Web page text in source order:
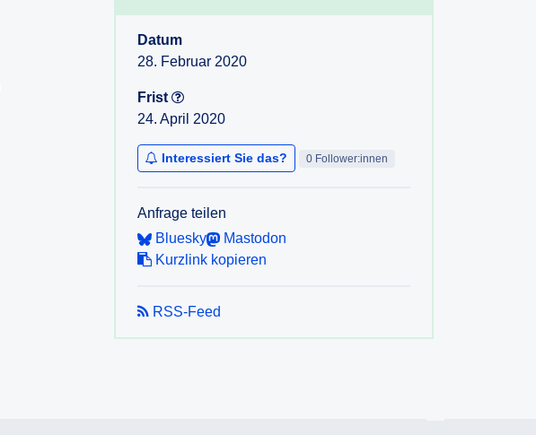
Datum
28. Februar 2020
Frist
24. April 2020
Interessiert Sie das? 0 Follower:innen
Anfrage teilen
Bluesky
Mastodon
Kurzlink kopieren
RSS-Feed